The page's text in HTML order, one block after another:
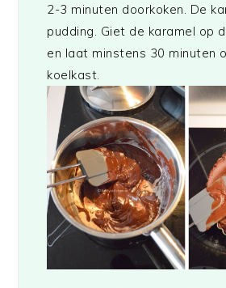
2-3 minuten doorkoken. De
pudding. Giet de karamel op
en laat minstens 30 minuten
koelkast.